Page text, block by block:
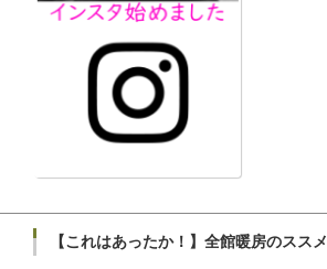
【これはあったか！】全館暖房のススメ